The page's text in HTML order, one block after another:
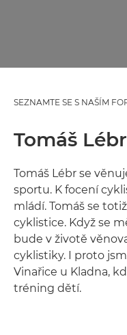
SEZNAMTE SE S NAŠÍM
Tomáš Lébr
Tomáš Lébr se
sportu. K focení
mládí. Tomáš se
cyklistice. Když se
bude v životě
cyklistiky. I proto
Vinařice u Kladna,
tréning dětí.